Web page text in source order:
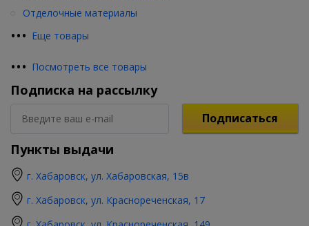
••• Еще товары
Отделочные материалы
••• Посмотреть все товары
Подписка на рассылку
Подписаться
Пункты выдачи
г. Хабаровск, ул. Хабаровская, 15в
г. Хабаровск, ул. Краснореченская, 17